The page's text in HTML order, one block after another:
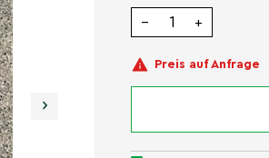
›
− +
Preis auf Anfrage